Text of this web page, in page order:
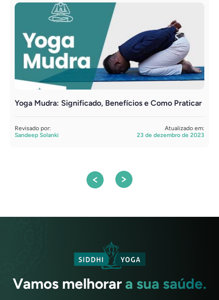
Yoga Mudra: Significado, Benefícios e Como Praticar
Revisado por:
Sandeep Solanki
Atualizado em:
23 de dezembro de 2023
Vamos melhorar a sua saúde.